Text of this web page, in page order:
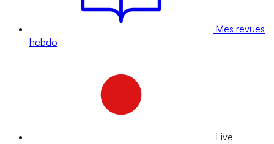
Mes revues
hebdo
Live